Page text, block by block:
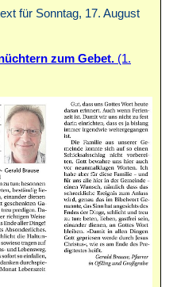
für Sonntag, 17. August
zum Gebet. (1.